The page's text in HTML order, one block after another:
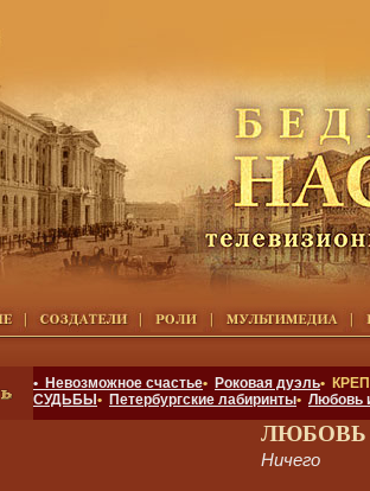
• Невозможное счастье• Роковая дуэль•
СУДЬБЫ • Петербургские лабиринты• Любовь
ЛЮБОВЬ
Ничего